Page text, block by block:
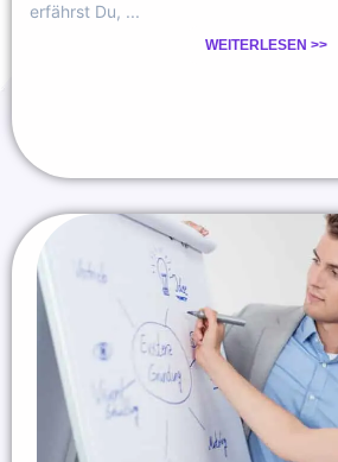
erfährst Du, ...
WEITERLESEN >>